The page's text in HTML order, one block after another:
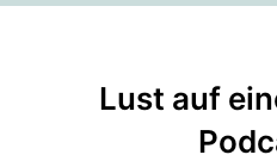
Lust auf